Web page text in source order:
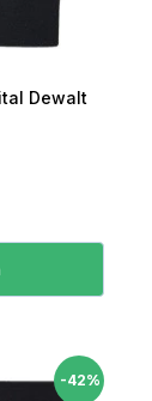
Dewalt
-42%